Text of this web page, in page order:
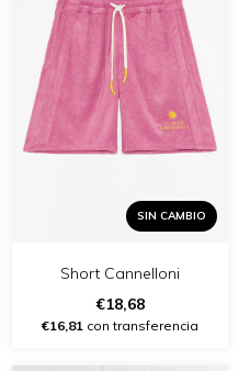
SIN CAMBIO
Short Cannelloni
€18,68
€16,81 con transferencia